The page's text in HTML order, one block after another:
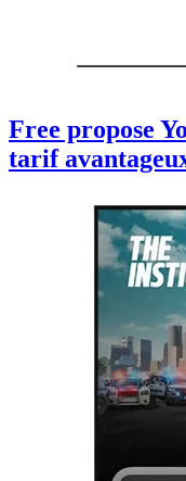
Free propose
tarif